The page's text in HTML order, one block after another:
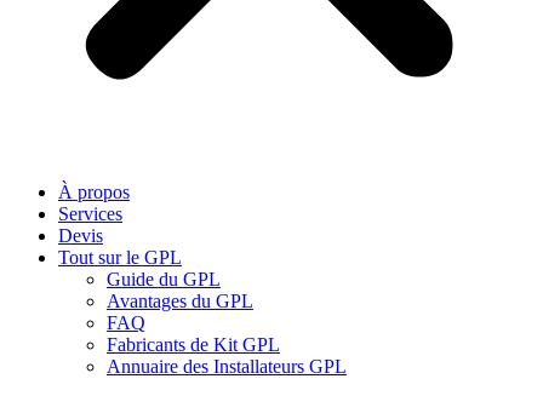
À propos
Services
Devis
Tout sur le GPL
Guide du GPL
Avantages du GPL
FAQ
Fabricants de Kit GPL
Annuaire des Installateurs GPL